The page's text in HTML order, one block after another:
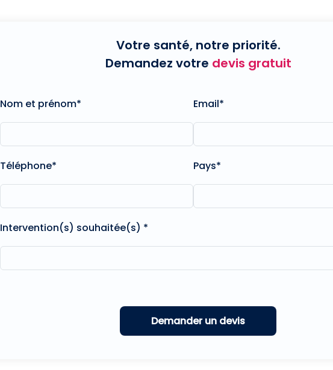
Votre santé, notre priorité.
Demandez votre devis gratuit
Nom et prénom* Email*
Téléphone* Pays*
Intervention(s) souhaitée(s) *